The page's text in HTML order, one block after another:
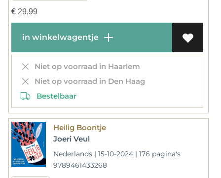
€29,99
in winkelwagentje
Niet op voorraad in Haarlem
Niet op voorraad in Den Haag
Bestelbaar
Heilig Boontje
Joeri Veul
Nederlands | 15-10-2024 | 176 pagina's
9789461433268